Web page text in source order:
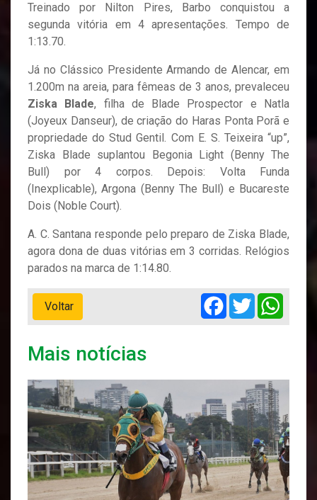
Treinado por Nilton Pires, Barbo conquistou a
segunda vitória em 4 apresentações. Tempo de
1:13.70.
Já no Clássico Presidente Armando de Alencar, em
1.200m na areia, para fêmeas de 3 anos, prevaleceu
Ziska Blade, filha de Blade Prospector e Natla
(Joyeux Danseur), de criação do Haras Ponta Porã e
propriedade do Stud Gentil. Com E. S. Teixeira “up”,
Ziska Blade suplantou Begonia Light (Benny The
Bull) por 4 corpos. Depois: Volta Funda
(Inexplicable), Argona (Benny The Bull) e Bucareste
Dois (Noble Court).
A. C. Santana responde pelo preparo de Ziska Blade,
agora dona de duas vitórias em 3 corridas. Relógios
parados na marca de 1:14.80.
Voltar
Facebook
Twitter
Mais notícias